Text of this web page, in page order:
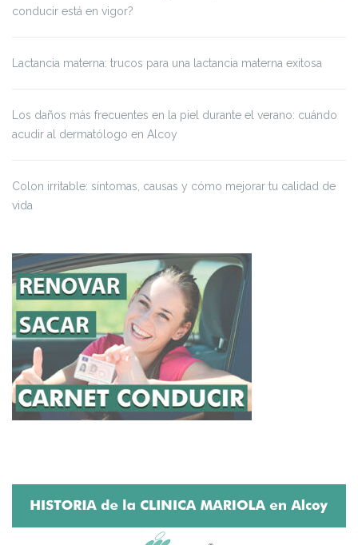
conducir está en vigor?
Lactancia materna: trucos para una lactancia materna exitosa
Los daños más frecuentes en la piel durante el verano: cuándo
acudir al dermatólogo en Alcoy
Colon irritable: síntomas, causas y cómo mejorar tu calidad de
vida